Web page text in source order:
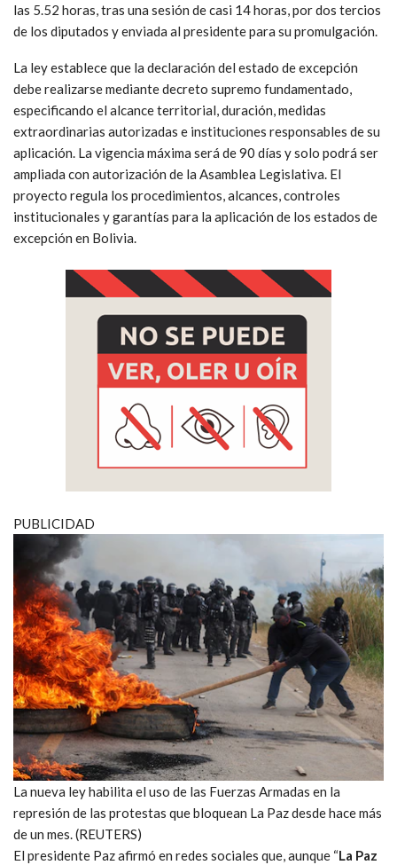
las 5.52 horas, tras una sesión de casi 14 horas, por dos tercios
de los diputados y enviada al presidente para su promulgación.
La ley establece que la declaración del estado de excepción
debe realizarse mediante decreto supremo fundamentado,
especificando el alcance territorial, duración, medidas
extraordinarias autorizadas e instituciones responsables de su
aplicación. La vigencia máxima será de 90 días y solo podrá ser
ampliada con autorización de la Asamblea Legislativa. El
proyecto regula los procedimientos, alcances, controles
institucionales y garantías para la aplicación de los estados de
excepción en Bolivia.
PUBLICIDAD
La nueva ley habilita el uso de las Fuerzas Armadas en la
represión de las protestas que bloquean La Paz desde hace más
de un mes. (REUTERS)
El presidente Paz afirmó en redes sociales que, aunque “La Paz